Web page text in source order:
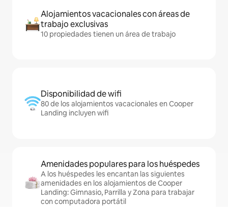
Alojamientos vacacionales con áreas de
trabajo exclusivas
10 propiedades tienen un área de trabajo
Disponibilidad de wifi
80 de los alojamientos vacacionales en Cooper
Landing incluyen wifi
Amenidades populares para los huéspedes
A los huéspedes les encantan las siguientes
amenidades en los alojamientos de Cooper
Landing: Gimnasio, Parrilla y Zona para trabajar
con computadora portátil